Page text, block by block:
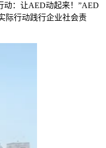
动：让AED动起来！”AED
际行动践行企业社会责